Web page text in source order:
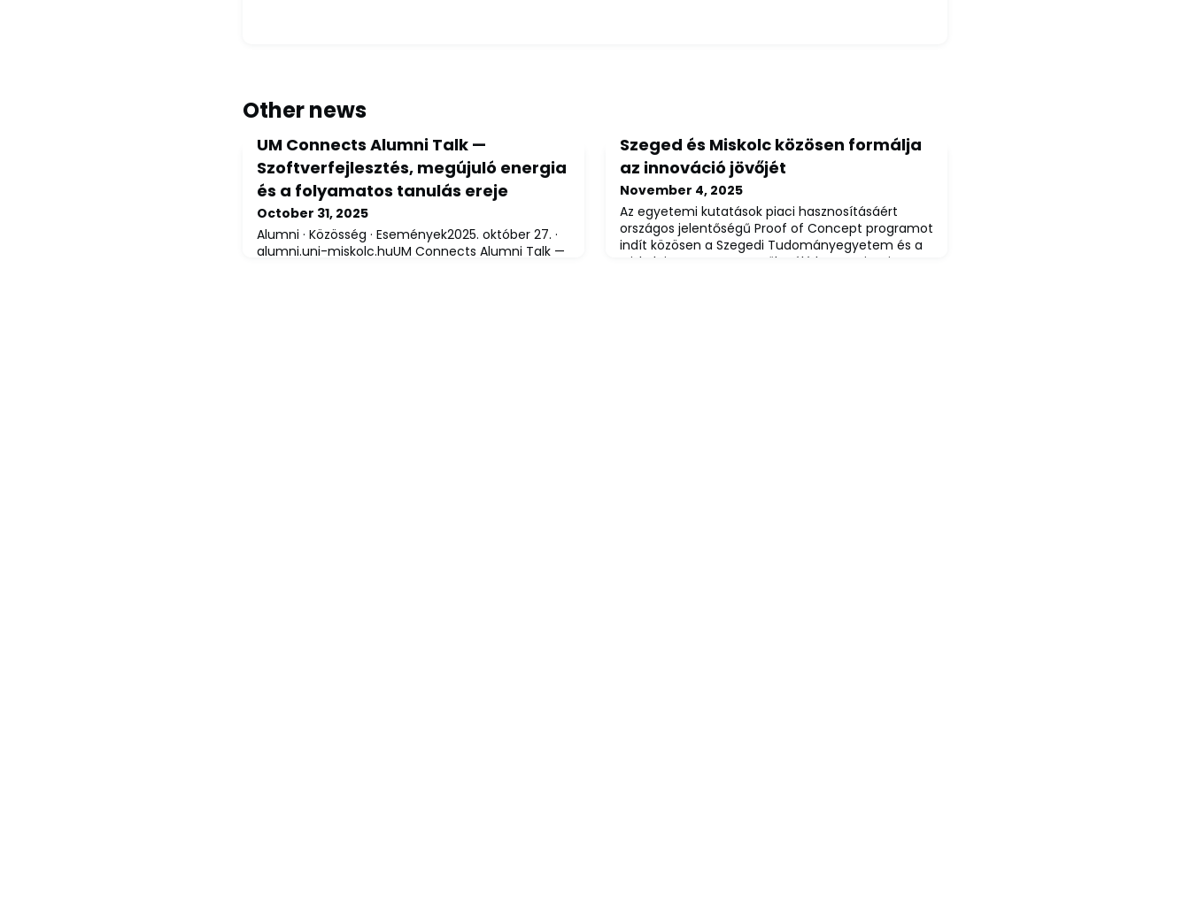
Other news
UM Connects Alumni Talk —
Szoftverfejlesztés, megújuló energia
és a folyamatos tanulás ereje
October 31, 2025
Alumni · Közösség · Események2025. október 27. ·
alumni.uni-miskolc.huUM Connects Alumni Talk —
Szeged és Miskolc közösen formálja
az innováció jövőjét
November 4, 2025
Az egyetemi kutatások piaci hasznosításáért
országos jelentőségű Proof of Concept programot
indít közösen a Szegedi Tudományegyetem és a
Miskolci Egyetem. Az erről szóló konzorciumi